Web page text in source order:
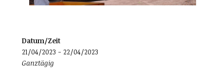
Datum/Zeit
21/04/2023 - 22/04/2023
Ganztägig